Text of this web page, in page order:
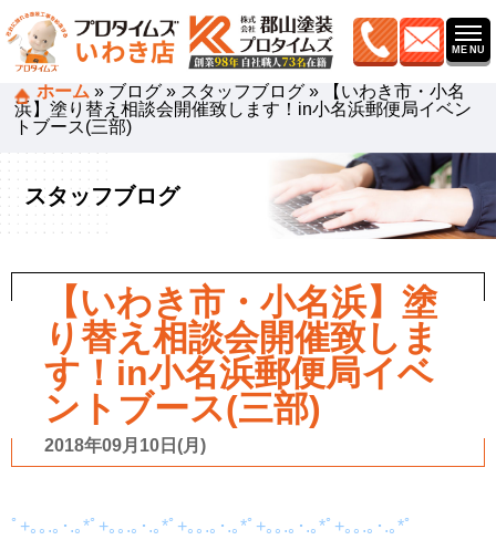
ホーム » ブログ » スタッフブログ »
【いわき市・小名
浜】塗り替え相談会開催致します！in小名浜郵便局イベン
トブース(三部)
スタッフブログ
【いわき市・小名浜】塗
り替え相談会開催致しま
す！in小名浜郵便局イベ
ントブース(三部)
2018年09月10日(月)
ﾟ+｡｡.｡･.｡*ﾟ+｡｡.｡･.｡*ﾟ+｡｡.｡･.｡*ﾟ+｡｡.｡･.｡*ﾟ+｡｡.｡･.｡*ﾟ